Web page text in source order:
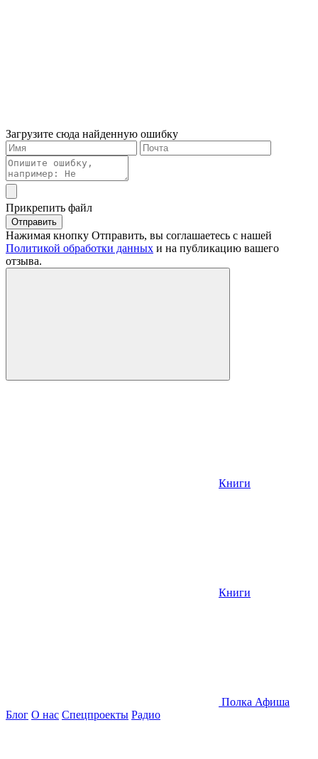
Загрузите сюда найденную ошибку
Прикрепить файл
Отправить
Нажимая кнопку Отправить, вы соглашаетесь с нашей
Политикой обработки данных и на публикацию вашего
отзыва.
Книги
Книги
Полка Афиша
Блог О нас Спецпроекты Радио